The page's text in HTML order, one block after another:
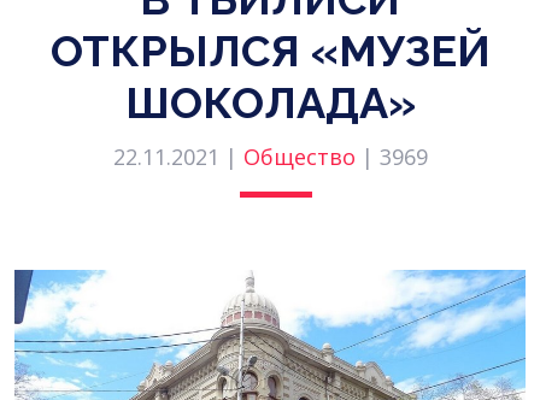
ОТКРЫЛСЯ «МУЗЕЙ
ШОКОЛАДА»
22.11.2021 | Общество | 3969